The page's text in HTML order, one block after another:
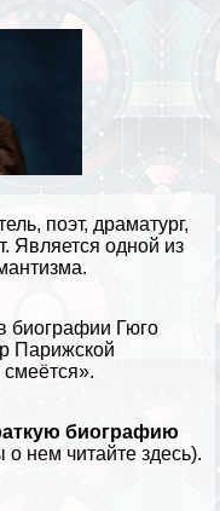
поэт, драматург,
Является одной из
биографии Гюго
Парижской
биографию
нем читайте здесь).